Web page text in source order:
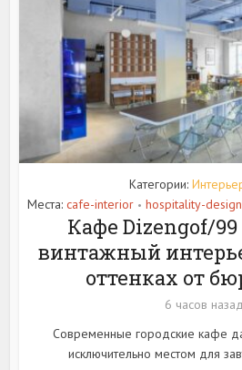
Категории:
Места: cafe-interior • hospitality-design
Кафе Dizengof/
винтажный
оттенках от
6 часов назад
Современные городские кафе
исключительно местом для